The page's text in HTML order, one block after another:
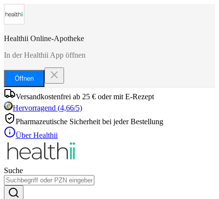
Healthii Online-Apotheke
In der Healthii App öffnen
Öffnen
Versandkostenfrei ab 25 € oder mit E-Rezept
Hervorragend (4,66/5)
Pharmazeutische Sicherheit bei jeder Bestellung
Über Healthii
Suche